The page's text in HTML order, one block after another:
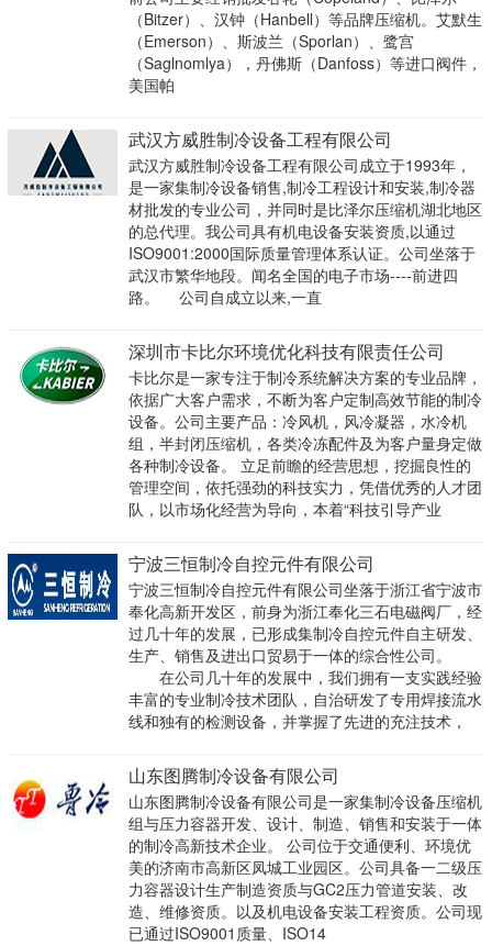
（Bitzer）、汉钟（Hanbell）等品牌压缩机。艾默生
（Emerson）、斯波兰（Sporlan）、鹭宫
（Saglnomlya），丹佛斯（Danfoss）等进口阀件，
美国帕
武汉方威胜制冷设备工程有限公司
武汉方威胜制冷设备工程有限公司成立于1993年，
是一家集制冷设备销售,制冷工程设计和安装,制冷器
材批发的专业公司，并同时是比泽尔压缩机湖北地区
的总代理。我公司具有机电设备安装资质,以通过
ISO9001:2000国际质量管理体系认证。公司坐落于
武汉市繁华地段。闻名全国的电子市场----前进四
路。 公司自成立以来,一直
深圳市卡比尔环境优化科技有限责任公司
卡比尔是一家专注于制冷系统解决方案的专业品牌，
依据广大客户需求，不断为客户定制高效节能的制冷
设备。公司主要产品：冷风机，风冷凝器，水冷机
组，半封闭压缩机，各类冷冻配件及为客户量身定做
各种制冷设备。 立足前瞻的经营思想，挖掘良性的
管理空间，依托强劲的科技实力，凭借优秀的人才团
队，以市场化经营为导向，本着“科技引导产业
宁波三恒制冷自控元件有限公司
宁波三恒制冷自控元件有限公司坐落于浙江省宁波市
奉化高新开发区，前身为浙江奉化三石电磁阀厂，经
过几十年的发展，已形成集制冷自控元件自主研发、
生产、销售及进出口贸易于一体的综合性公司。
在公司几十年的发展中，我们拥有一支实践经验
丰富的专业制冷技术团队，自治研发了专用焊接流水
线和独有的检测设备，并掌握了先进的充注技术，
山东图腾制冷设备有限公司
山东图腾制冷设备有限公司是一家集制冷设备压缩机
组与压力容器开发、设计、制造、销售和安装于一体
的制冷高新技术企业。 公司位于交通便利、环境优
美的济南市高新区凤城工业园区。公司具备一二级压
力容器设计生产制造资质与GC2压力管道安装、改
造、维修资质。以及机电设备安装工程资质。公司现
已通过ISO9001质量、ISO14